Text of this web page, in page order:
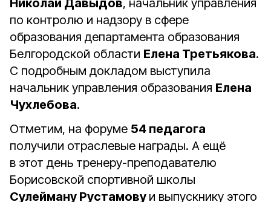
Николай Давыдов, начальник управления
по контролю и надзору в сфере
образования департамента образования
Белгородской области Елена Третьякова.
С подробным докладом выступила
начальник управления образования Елена
Чухлебова.
Отметим, на форуме 54 педагога
получили отраслевые награды. А ещё
в этот день тренеру-преподавателю
Борисовской спортивной школы
Сулейману Рустамову и выпускнику этого